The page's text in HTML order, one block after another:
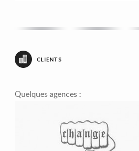
CLIENTS
Quelques agences :